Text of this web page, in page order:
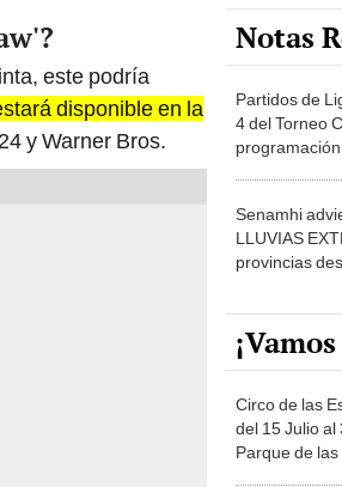
este podría
disponible en la
y Warner Bros.
Notas
Partidos de
4 del Torneo
Senamhi
LLUVIAS
provincias
Circo de las
del 15 Julio al
Parque de las